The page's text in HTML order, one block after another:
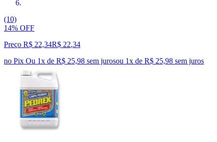
(10)
14% OFF
Preço R$ 22,34R$ 22,34
no Pix Ou 1x de R$ 25,98 sem jurosou 1x de R$ 25,98 sem juros